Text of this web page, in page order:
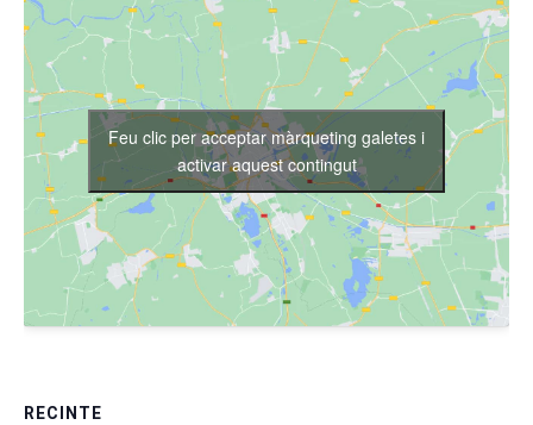
RECINTE
Feu clic per acceptar màrqueting galetes i
activar aquest contingut